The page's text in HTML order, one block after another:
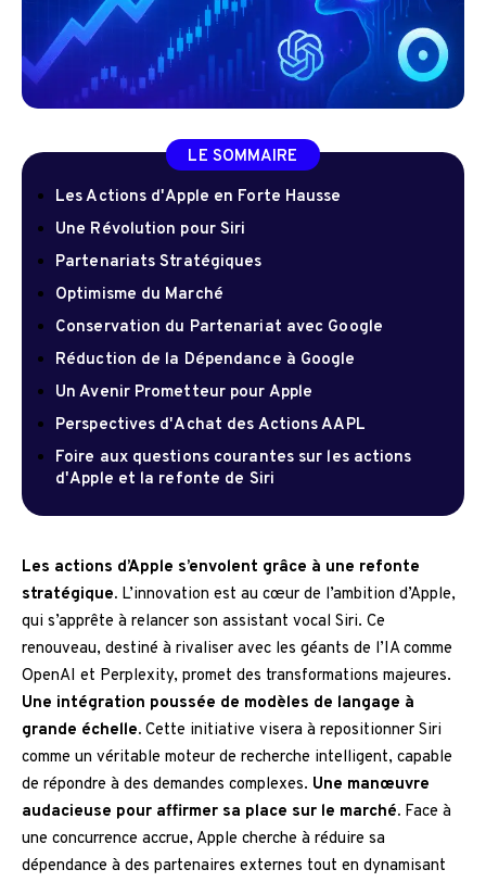
LE SOMMAIRE
Les Actions d'Apple en Forte Hausse
Une Révolution pour Siri
Partenariats Stratégiques
Optimisme du Marché
Conservation du Partenariat avec Google
Réduction de la Dépendance à Google
Un Avenir Prometteur pour Apple
Perspectives d'Achat des Actions AAPL
Foire aux questions courantes sur les actions
d'Apple et la refonte de Siri
Les actions d’Apple s’envolent grâce à une refonte
stratégique. L’innovation est au cœur de l’ambition d’Apple,
qui s’apprête à relancer son assistant vocal Siri. Ce
renouveau, destiné à rivaliser avec les géants de l’IA comme
OpenAI et Perplexity, promet des transformations majeures.
Une intégration poussée de modèles de langage à
grande échelle. Cette initiative visera à repositionner Siri
comme un véritable moteur de recherche intelligent, capable
de répondre à des demandes complexes. Une manœuvre
audacieuse pour affirmer sa place sur le marché. Face à
une concurrence accrue, Apple cherche à réduire sa
dépendance à des partenaires externes tout en dynamisant